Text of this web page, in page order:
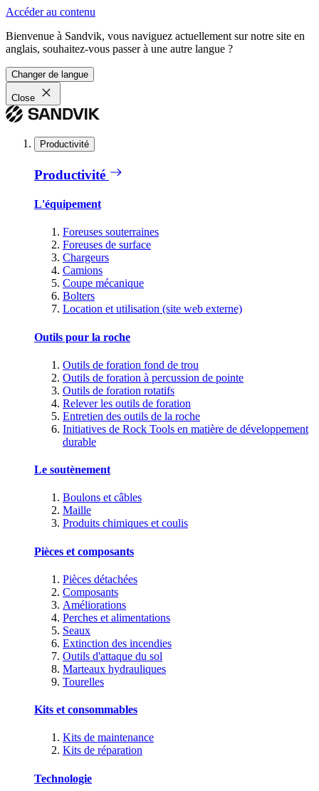
Accéder au contenu
Bienvenue à Sandvik, vous naviguez actuellement sur notre site en
anglais, souhaitez-vous passer à une autre langue ?
Changer de langue
Close
Productivité
Productivité
L'équipement
Foreuses souterraines
Foreuses de surface
Chargeurs
Camions
Coupe mécanique
Bolters
Location et utilisation (site web externe)
Outils pour la roche
Outils de foration fond de trou
Outils de foration à percussion de pointe
Outils de foration rotatifs
Relever les outils de foration
Entretien des outils de la roche
Initiatives de Rock Tools en matière de développement
durable
Le soutènement
Boulons et câbles
Maille
Produits chimiques et coulis
Pièces et composants
Pièces détachées
Composants
Améliorations
Perches et alimentations
Seaux
Extinction des incendies
Outils d'attaque du sol
Marteaux hydrauliques
Tourelles
Kits et consommables
Kits de maintenance
Kits de réparation
Technologie